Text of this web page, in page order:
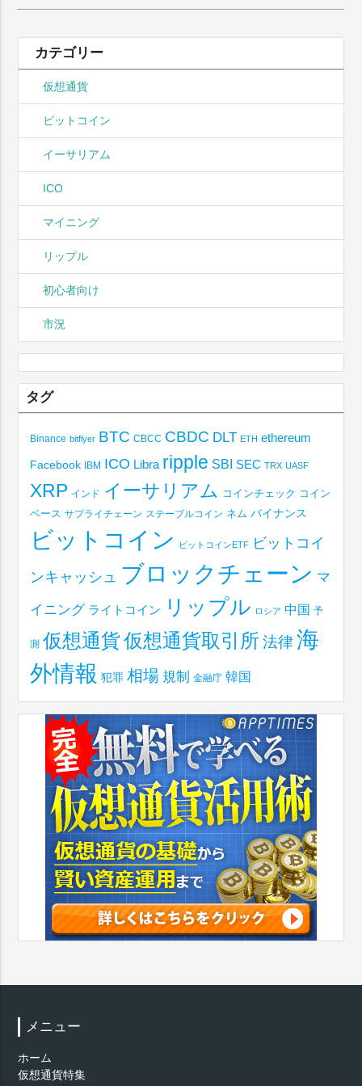
索:
カテゴリー
仮想通貨
ビットコイン
イーサリアム
ICO
マイニング
リップル
初心者向け
市況
タグ
Binance bitflyer BTC CBCC CBDC DLT ETH ethereum
Facebook IBM ICO Libra ripple SBI SEC TRX UASF
XRP インド イーサリアム コインチェック コイン
ベース サプライチェーン ステーブルコイン ネム バイナンス
ビットコイン ビットコインETF ビットコイ
ンキャッシュ ブロックチェーン マ
イニング ライトコイン リップル ロシア 中国 予
測 仮想通貨仮想通貨取引所 法律 海
外情報 犯罪 相場 規制 金融庁 韓国
メニュー
ホーム
仮想通貨特集